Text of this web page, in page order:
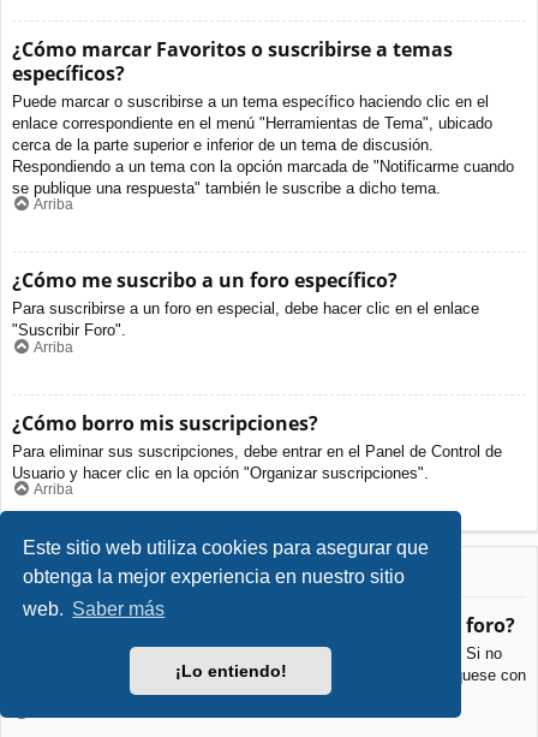
Este sitio web utiliza cookies para asegurar que
obtenga la mejor experiencia en nuestro sitio
web. Saber más
¡Lo entiendo!
¿Cómo marcar Favoritos o suscribirse a temas
específicos?
Puede marcar o suscribirse a un tema específico haciendo clic en el
enlace correspondiente en el menú "Herramientas de Tema", ubicado
cerca de la parte superior e inferior de un tema de discusión.
Respondiendo a un tema con la opción marcada de "Notificarme cuando
se publique una respuesta" también le suscribe a dicho tema.
Arriba
¿Cómo me suscribo a un foro específico?
Para suscribirse a un foro en especial, debe hacer clic en el enlace
"Suscribir Foro".
Arriba
¿Cómo borro mis suscripciones?
Para eliminar sus suscripciones, debe entrar en el Panel de Control de
Usuario y hacer clic en la opción "Organizar suscripciones".
Arriba
Archivos Adjuntos
¿Qué archivos adjuntos son permitidos en este foro?
Cada foro puede permitir o no ciertos tipos de archivos adjuntos. Si no
está seguro de que tipos de archivos se pueden cargar, comuníquese con
La Administración para obtener más información.